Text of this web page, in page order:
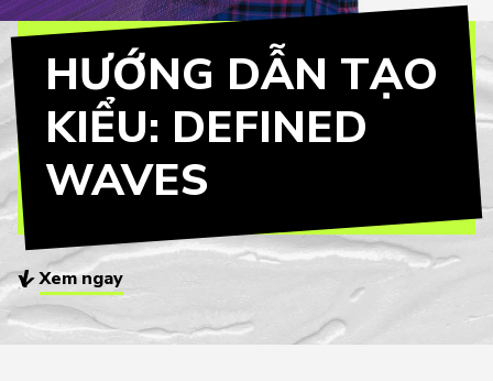
HƯỚNG DẪN TẠO
KIỂU: DEFINED
WAVES
Xem ngay